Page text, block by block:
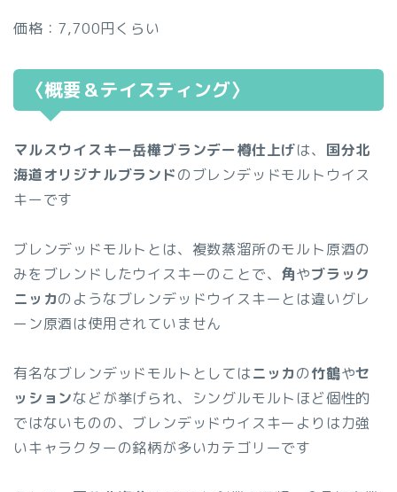
価格：7,700円くらい
〈概要＆テイスティング〉
マルスウイスキー岳樺ブランデー樽仕上げは、 国分北
海道オリジナルブランドのブレンデッドモルトウイス
キーです
ブレンデッドモルトとは、複数蒸溜所のモルト原酒の
みをブレンドしたウイスキーのことで、 角やブラック
ニッカのようなブレンデッドウイスキーとは違いグレ
ーン原酒は使用されていません
有名なブレンデッドモルトとしてはニッカの竹鶴やセ
ッションなどが挙げられ、シングルモルトほど個性的
ではないものの、ブレンデッドウイスキーよりは力強
いキャラクターの銘柄が多いカテゴリーです